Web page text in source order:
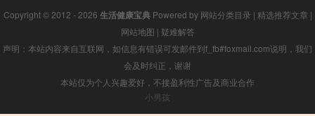
Copyright © 2012 - 2026 生活健康宝典Powered by 网站分类目录 | 精选推荐文章 |
网站地图 | 疑难解答
声明：本站内容来自互联网，如信息有错误可发邮件到f_fb#foxmail.com说明，我们
会及时纠正，谢谢
本站仅为个人兴趣爱好，不接盈利性广告及商业合作
小男孩